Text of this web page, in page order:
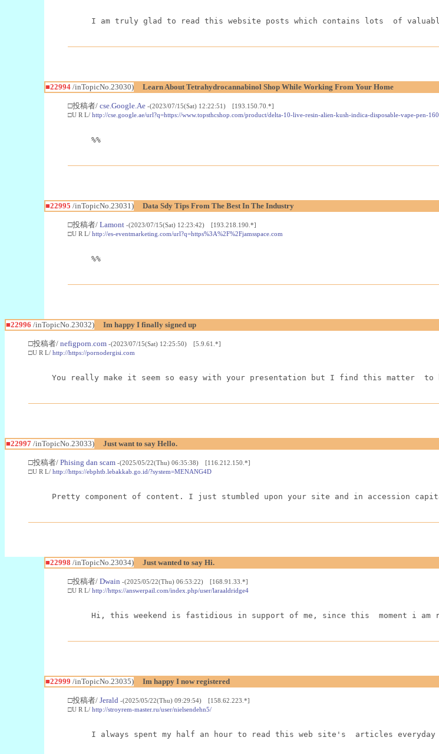
I am truly glad to read this website posts which contains lots  of
■22994/inTopicNo.23030) Learn About Tetrahydrocannabinol Shop While Working From Your Home
□投稿者/ cse.Google.Ae -(2023/07/15(Sat) 12:22:51) [193.150.70.*]
□U R L/ http://cse.google.ae/url?q=https://www.topsthcshop.com/product/delta-10-live-resin-alien-kush-indica-disposable-vape-pen-
%%
■22995 /inTopicNo.23031) Data Sdy Tips From The Best In The Industry
□投稿者/ Lamont -(2023/07/15(Sat) 12:23:42) [193.218.190.*]
□U R L/ http://es-eventmarketing.com/url?q=https%3A%2F%2Fjamsspace.com
%%
■22996 /inTopicNo.23032) Im happy I finally signed up
□投稿者/ nefigporn.com -(2023/07/15(Sat) 12:25:50) [5.9.61.*]
□U R L/ http://https://pornodergisi.com
You really make it seem so easy with your presentation but I find this matter
■22997 /inTopicNo.23033) Just want to say Hello.
□投稿者/ Phising dan scam -(2025/05/22(Thu) 06:35:38) [116.212.150.*]
□U R L/ http://https://ebphtb.lebakkab.go.id/?system=MENANG4D
Pretty component of content. I just stumbled upon your site and in accession
■22998 /inTopicNo.23034) Just wanted to say Hi.
□投稿者/ Dwain -(2025/05/22(Thu) 06:53:22) [168.91.33.*]
□U R L/ http://https://answerpail.com/index.php/user/laraaldridge4
Hi, this weekend is fastidious in support of me, since this  moment i am
■22999 /inTopicNo.23035) Im happy I now registered
□投稿者/ Jerald -(2025/05/22(Thu) 09:29:54) [158.62.223.*]
□U R L/ http://stroyrem-master.ru/user/nielsendehn5/
I always spent my half an hour to read this web site's  articles